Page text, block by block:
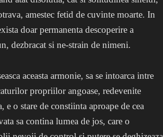
amestec fetid de cuvinte moarte. In
doar permanenta descoperire a
dezbracat si ne-strain de nimeni.
aceasta armonie, sa se intoarca intre
propriilor angoase, redevenite
o stare de constiinta aproape de cea
sa contina lumea de jos, care o